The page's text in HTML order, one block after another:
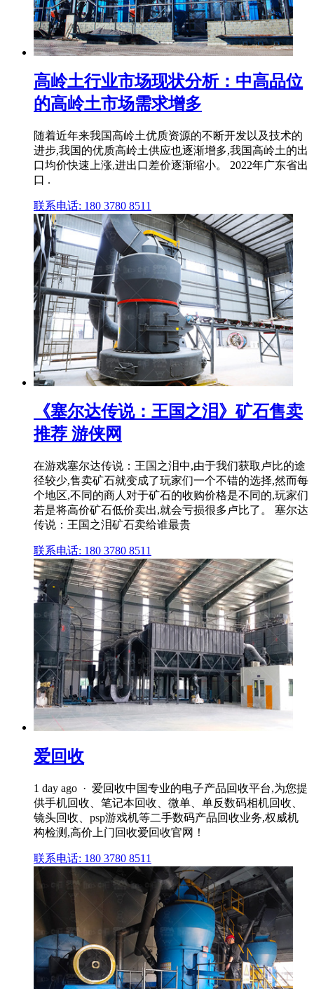
高岭土行业市场现状分析：中高品位
的高岭土市场需求增多
随着近年来我国高岭土优质资源的不断开发以及技术的
进步,我国的优质高岭土供应也逐渐增多,我国高岭土的出
口均价快速上涨,进出口差价逐渐缩小。 2022年广东省出
口 .
联系电话: 180 3780 8511
《塞尔达传说：王国之泪》矿石售卖
推荐 游侠网
在游戏塞尔达传说：王国之泪中,由于我们获取卢比的途
径较少,售卖矿石就变成了玩家们一个不错的选择,然而每
个地区,不同的商人对于矿石的收购价格是不同的,玩家们
若是将高价矿石低价卖出,就会亏损很多卢比了。 塞尔达
传说：王国之泪矿石卖给谁最贵
联系电话: 180 3780 8511
爱回收
1 day ago · 爱回收中国专业的电子产品回收平台,为您提
供手机回收、笔记本回收、微单、单反数码相机回收、
镜头回收、psp游戏机等二手数码产品回收业务,权威机
构检测,高价上门回收爱回收官网！
联系电话: 180 3780 8511